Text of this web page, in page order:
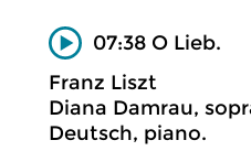
07:38 O Lieb.
Franz Liszt
Diana Damrau,
Deutsch, piano.